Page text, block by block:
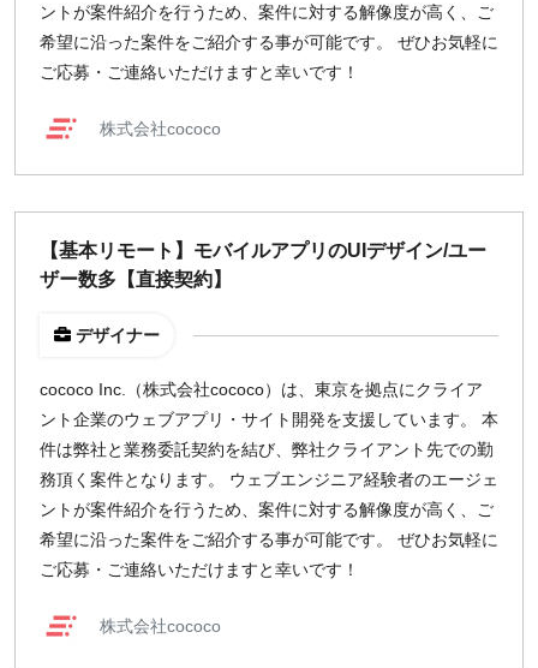
ントが案件紹介を行うため、案件に対する解像度が高く、ご
希望に沿った案件をご紹介する事が可能です。 ぜひお気軽に
ご応募・ご連絡いただけますと幸いです！
株式会社cococo
【基本リモート】モバイルアプリのUIデザイン/ユー
ザー数多【直接契約】
デザイナー
cococo Inc.（株式会社cococo）は、東京を拠点にクライア
ント企業のウェブアプリ・サイト開発を支援しています。 本
件は弊社と業務委託契約を結び、弊社クライアント先での勤
務頂く案件となります。 ウェブエンジニア経験者のエージェ
ントが案件紹介を行うため、案件に対する解像度が高く、ご
希望に沿った案件をご紹介する事が可能です。 ぜひお気軽に
ご応募・ご連絡いただけますと幸いです！
株式会社cococo